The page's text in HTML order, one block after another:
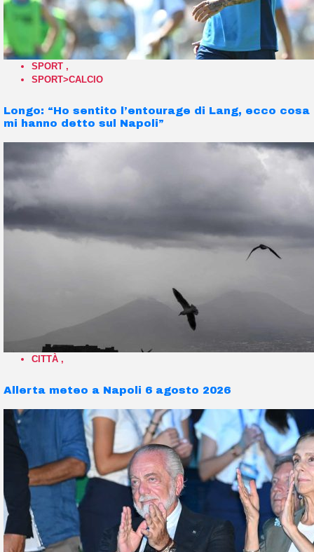
SPORT ,
SPORT>CALCIO
Longo: “Ho sentito l’entourage di Lang, ecco cosa
mi hanno detto sul Napoli”
CITTÀ ,
Allerta meteo a Napoli 6 agosto 2026